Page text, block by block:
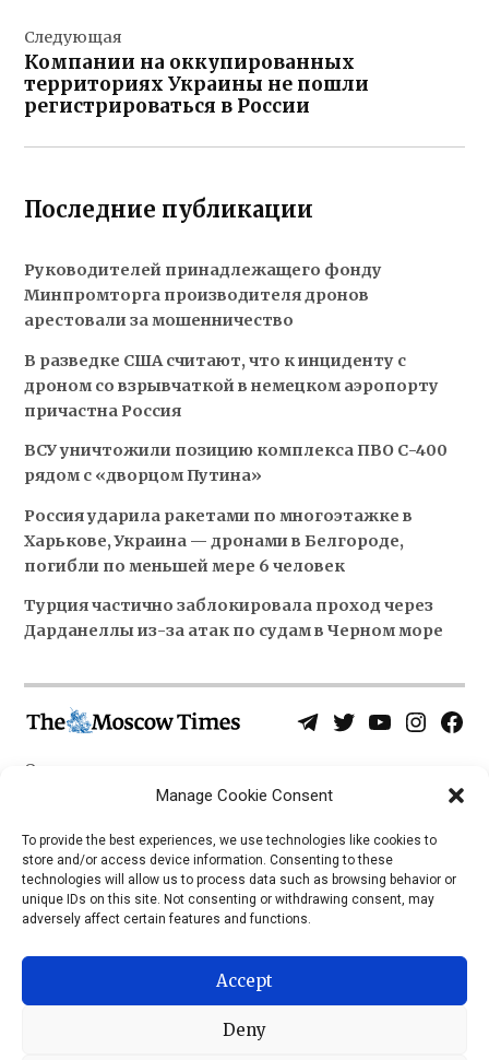
Manage Cookie Consent
To provide the best experiences, we use technologies like cookies to
store and/or access device information. Consenting to these
technologies will allow us to process data such as browsing behavior or
unique IDs on this site. Not consenting or withdrawing consent, may
adversely affect certain features and functions.
Accept
Deny
Следующая
Компании на оккупированных
территориях Украины не пошли
регистрироваться в России
Последние публикации
Руководителей принадлежащего фонду
Минпромторга производителя дронов
арестовали за мошенничество
В разведке США считают, что к инциденту с
дроном со взрывчаткой в немецком аэропорту
причастна Россия
ВСУ уничтожили позицию комплекса ПВО С-400
рядом с «дворцом Путина»
Россия ударила ракетами по многоэтажке в
Харькове, Украина — дронами в Белгороде,
погибли по меньшей мере 6 человек
Турция частично заблокировала проход через
Дарданеллы из-за атак по судам в Черном море
Telegram
TwitterYouTubeInstagram
О нас
Политика конфиденциальности
iOS
Android